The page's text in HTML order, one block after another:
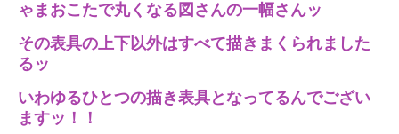
ゃまおこたで丸くなる図さんの一幅さんッ
その表具の上下以外はすべて描きまくられました
るッ
いわゆるひとつの描き表具となってるんでござい
ますッ！！